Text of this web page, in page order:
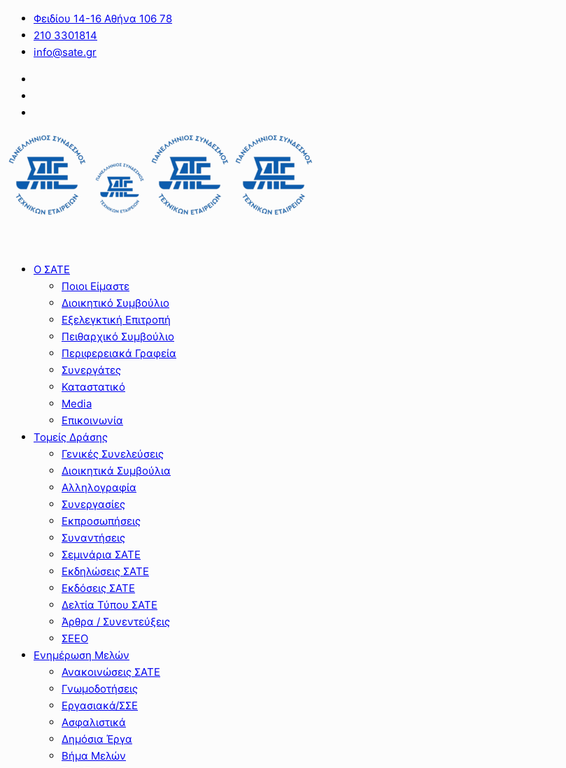
Φειδίου 14-16 Αθήνα 106 78
210 3301814
info@sate.gr
Ο ΣΑΤΕ
Ποιοι Είμαστε
Διοικητικό Συμβούλιο
Εξελεγκτική Επιτροπή
Πειθαρχικό Συμβούλιο
Περιφερειακά Γραφεία
Συνεργάτες
Καταστατικό
Media
Επικοινωνία
Τομείς Δράσης
Γενικές Συνελεύσεις
Διοικητικά Συμβούλια
Αλληλογραφία
Συνεργασίες
Εκπροσωπήσεις
Συναντήσεις
Σεμινάρια ΣΑΤΕ
Εκδηλώσεις ΣΑΤΕ
Εκδόσεις ΣΑΤΕ
Δελτία Τύπου ΣΑΤΕ
Άρθρα / Συνεντεύξεις
ΣΕΕΟ
Ενημέρωση Μελών
Ανακοινώσεις ΣΑΤΕ
Γνωμοδοτήσεις
Εργασιακά/ΣΣΕ
Ασφαλιστικά
Δημόσια Έργα
Βήμα Μελών